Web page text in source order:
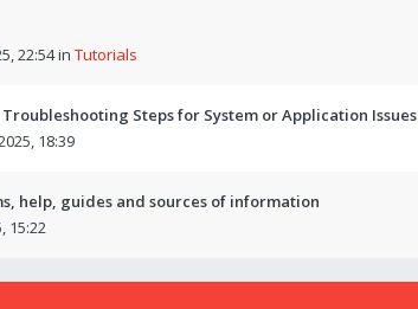
22:54in Tutorials
Steps for System or Application Issues
18:39
help, guides and sources of information
15:22